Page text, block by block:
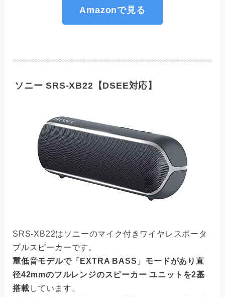
Amazonで見る
ソニー SRS-XB22【DSEE対応】
SRS-XB22はソニーのマイク付きワイヤレスポータ
ブルスピーカーです。
重低音モデルで「EXTRA BASS」モードがあり直
径42mmのフルレンジのスピーカー ユニットを2基
搭載 しています。